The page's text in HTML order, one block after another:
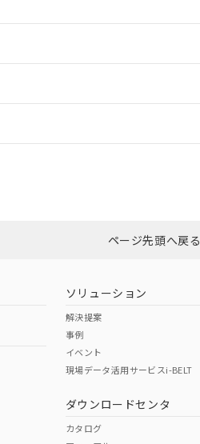
ダウンロードはこちらページ先頭へ戻る
ソリューション
解決提案
事例
イベント
現場データ活用サービスi-BELT
ダウンロードセンタ
カタログ